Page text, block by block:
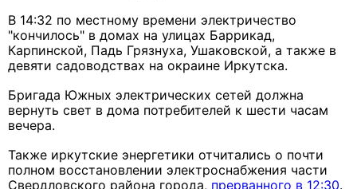
В 14:32 по местному времени электричество
"кончилось" в домах на улицах Баррикад,
Карпинской, Падь Грязнуха, Ушаковской, а также в
девяти садоводствах на окраине Иркутска.
Бригада Южных электрических сетей должна
вернуть свет в дома потребителей к шести часам
вечера.
Также иркутские энергетики отчитались о почти
полном восстановлении электроснабжения части
Свердловского района города, прерванного в 12:30.